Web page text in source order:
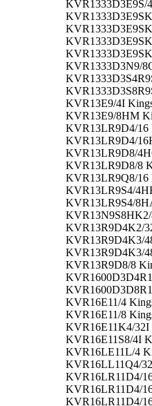
KVR1333D3E9S/
KVR1333D3N9/
KVR13E9/4I
KVR13E9/8HM
KVR13LR9D4/16
KVR13LR9D4/
KVR13LR9D8/
KVR13LR9D8/8
KVR13LR9Q8/16
KVR13LR9S4/
KVR13LR9S4/
KVR13N9S8HK2/
KVR13R9D4K2/
KVR13R9D4K3/
KVR13R9D4K3/
KVR13R9D8/8
KVR16E11/4
KVR16E11/8
KVR16E11K4/32I
KVR16E11S8/4I
KVR16LE11L/4
KVR16LL11Q4/
KVR16LR11D4/
KVR16LR11D4/
KVR16LR11D4/